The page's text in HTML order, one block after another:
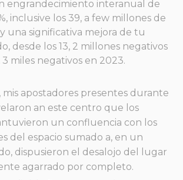
engrandecimiento interanual de
inclusive los 39, a few millones de
una significativa mejora de tu
desde los 13, 2 millones negativos
3 miles negativos en 2023.
apostadores presentes durante
an este centro que los
un confluencia con los
del espacio sumado a, en un
dispusieron el desalojo del lugar
agarrado por completo.